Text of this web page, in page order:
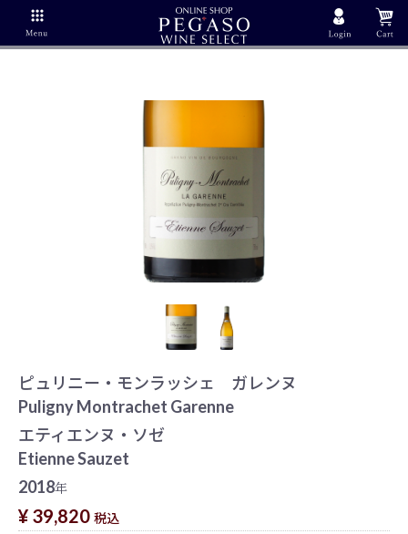
ピュリニー・モンラッシェ ガレンヌ
Puligny Montrachet Garenne
エティエンヌ・ソゼ
Etienne Sauzet
2018年
¥ 39,820 税込